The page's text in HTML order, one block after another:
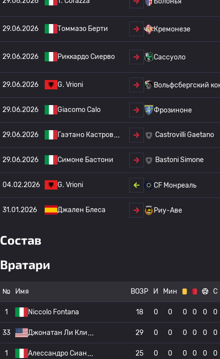
29.06.2026 Томмазо Берти Кремонезе
29.06.2026 Риккардо Сиерво Сассуоло
29.06.2026 G. Vrioni Вольфсбергский
29.06.2026 Giacomo Calo Фрозиноне
29.06.2026 Гаэтано Кастров Castrovilli Gaetano
29.06.2026 Симоне Бастони Bastoni Simone
04.02.2026 G. Vrioni CF Монреаль
31.01.2026 Джален Блеса Риу-Аве
Состав
Вратари
№ Имя ВОЗР И Мин С
1 Niccolo Fontana 18 0 0 0 0 0 0
33 Джонатан Ли Кли 29 0 0 0 0 0 0
1 Алессандро Сиан 25 0 0 0 0 0 0